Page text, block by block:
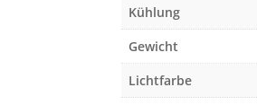
Kühlung
Gewicht
Lichtfarbe